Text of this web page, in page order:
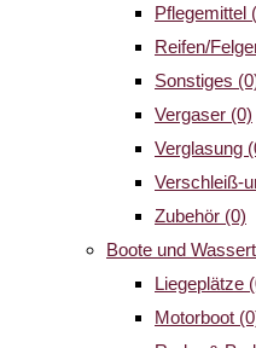
Pflegemittel
Reifen/
Sonstiges
Vergaser (0)
Verglasung
Verschleiß-
Zubehör (0)
Boote und
Liegeplätze
Motorboot